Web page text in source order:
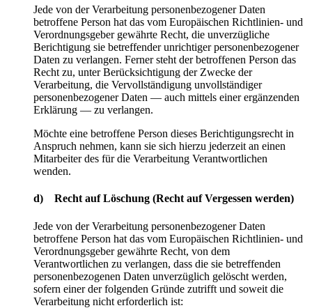
Jede von der Verarbeitung personenbezogener Daten
betroffene Person hat das vom Europäischen Richtlinien- und
Verordnungsgeber gewährte Recht, die unverzügliche
Berichtigung sie betreffender unrichtiger personenbezogener
Daten zu verlangen. Ferner steht der betroffenen Person das
Recht zu, unter Berücksichtigung der Zwecke der
Verarbeitung, die Vervollständigung unvollständiger
personenbezogener Daten — auch mittels einer ergänzenden
Erklärung — zu verlangen.
Möchte eine betroffene Person dieses Berichtigungsrecht in
Anspruch nehmen, kann sie sich hierzu jederzeit an einen
Mitarbeiter des für die Verarbeitung Verantwortlichen
wenden.
d) Recht auf Löschung (Recht auf Vergessen werden)
Jede von der Verarbeitung personenbezogener Daten
betroffene Person hat das vom Europäischen Richtlinien- und
Verordnungsgeber gewährte Recht, von dem
Verantwortlichen zu verlangen, dass die sie betreffenden
personenbezogenen Daten unverzüglich gelöscht werden,
sofern einer der folgenden Gründe zutrifft und soweit die
Verarbeitung nicht erforderlich ist: